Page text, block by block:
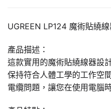
UGREEN LP124 魔術貼繞
產品描述：
這款實用的魔術貼繞線器設
保持符合人體工學的工作空
電纜問題，讓您在使用電腦